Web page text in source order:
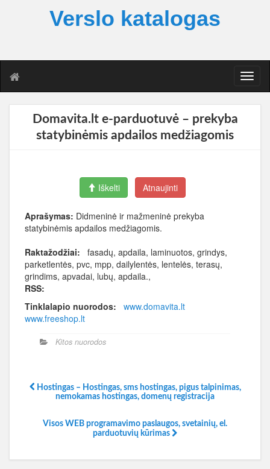
Verslo katalogas
T
o
Domavita.lt e-parduotuvė – prekyba
statybinėmis apdailos medžiagomis
Iškelti Atnaujinti
Aprašymas: Didmeninė ir mažmeninė prekyba
statybinėmis apdailos medžiagomis.
Raktažodžiai: fasadų, apdaila, laminuotos, grindys,
parketlentės, pvc, mpp, dailylentės, lentelės, terasų,
grindims, apvadai, lubų, apdaila.,
RSS:
Tinklalapio nuorodos:
www.domavita.lt
www.freeshop.lt
Kitos nuorodos
Hostingas – Hostingas, sms hostingas, pigus talpinimas,
nemokamas hostingas, domenų registracija
Visos WEB programavimo paslaugos, svetainių, el.
parduotuvių kūrimas